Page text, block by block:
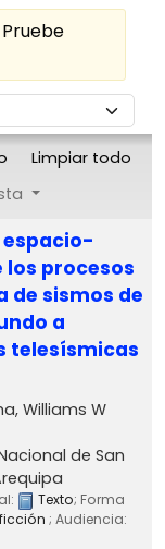
Limpiar todo
los procesos
de sismos de
a
telesísmicas
Williams W
de San
Texto; Forma
; Audiencia: